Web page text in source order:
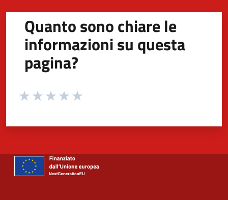
Quanto sono chiare le
informazioni su questa
pagina?
Valuta da 1 a 5 stelle la pagina